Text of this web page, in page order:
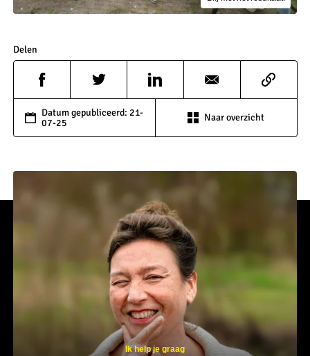
Delen
Datum gepubliceerd: 21-
07-25
Naar overzicht
Ik help je graag